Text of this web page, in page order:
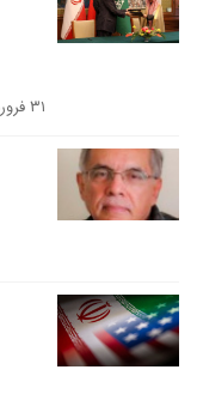
۳۱ فروردین ۱۴۰۲